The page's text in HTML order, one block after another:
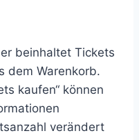
beinhaltet Tickets
dem Warenkorb.
kaufen“ können
verändert